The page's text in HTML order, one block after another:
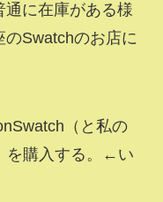
に在庫がある様
Swatchのお店に
（と私の
を購入する。←い